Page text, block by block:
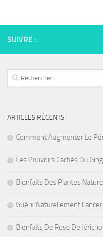
SUIVRE :
Rechercher :
ARTICLES RÉCENTS
Comment Augmenter Le
Les Pouvoirs Cachés Du
Bienfaits Des Plantes
Guérir Naturellement Cancer
Bienfaits De Rose De Jéricho